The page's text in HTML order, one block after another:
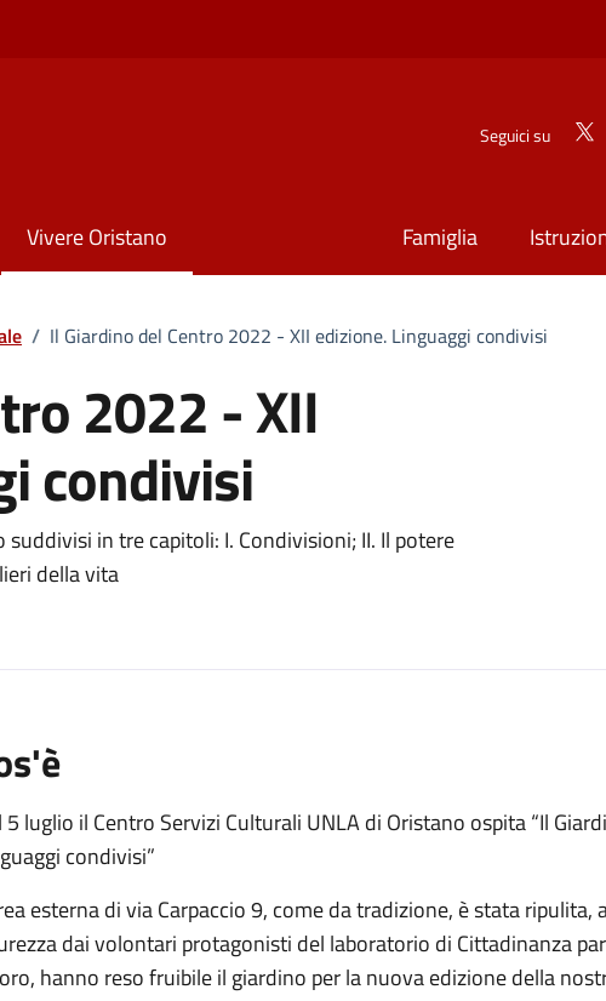
Seguici su
Vivere Oristano Famiglia
/ Il Giardino del Centro 2022 - XII edizione. Linguaggi condivisi
2022 - XII
condivisi
in tre capitoli: I. Condivisioni; II. Il potere
della vita
5 luglio il Centro Servizi Culturali UNLA di Oristano ospita “Il
condivisi”
esterna di via Carpaccio 9, come da tradizione, è stata ripulita,
dai volontari protagonisti del laboratorio di Cittadinanza
hanno reso fruibile il giardino per la nuova edizione della